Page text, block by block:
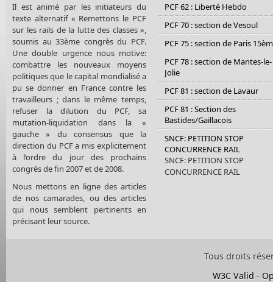
Il est animé par les initiateurs du
texte alternatif « Remettons le PCF
sur les rails de la lutte des classes »,
soumis au 33ème congrès du PCF.
Une double urgence nous motive:
combattre les nouveaux moyens
politiques que le capital mondialisé a
pu se donner en France contre les
travailleurs ; dans le même temps,
refuser la dilution du PCF, sa
mutation-liquidation dans la «
gauche » du consensus que la
direction du PCF a mis explicitement
à l’ordre du jour des prochains
congrès de fin 2007 et de 2008.
Nous mettons en ligne des articles
de nos camarades, ou des articles
qui nous semblent pertinents en
précisant leur source.
PCF 62 : Liberté Hebdo
PCF 70 : section de Vesoul
PCF 75 : section de Paris
PCF 78 : section de Mantes-le-
Jolie
PCF 81 : section de Lavaur
PCF 81 : Section des
Bastides/Gaillacois
SNCF: PETITION STOP
CONCURRENCE RAIL
SNCF: PETITION STOP
CONCURRENCE RAIL
Tous droits
W3C Valid -